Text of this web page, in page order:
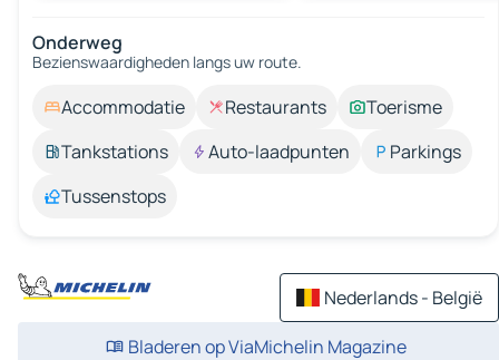
Onderweg
Bezienswaardigheden langs uw route.
Accommodatie Restaurants
Toerisme
Tankstations
Auto-laadpunten
Parkings
Tussenstops
Nederlands - België
Bladeren op ViaMichelin Magazine